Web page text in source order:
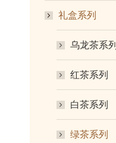
礼盒系列
乌龙茶系列
红茶系列
白茶系列
绿茶系列